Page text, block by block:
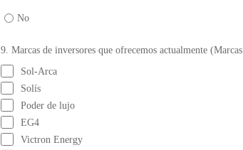
No
9. Marcas de inversores que ofrecemos actualmente
Sol-Arca
Solís
Poder de lujo
EG4
Victron Energy